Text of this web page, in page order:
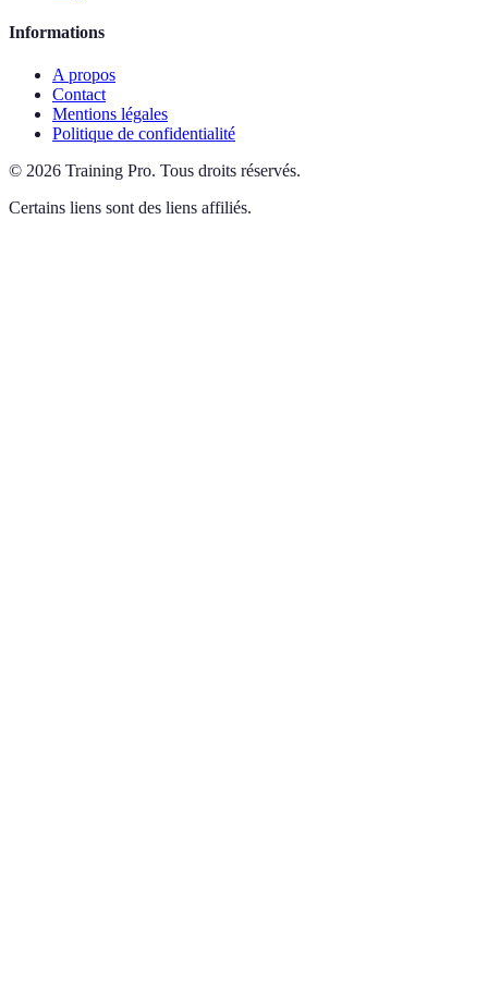
Informations
A propos
Contact
Mentions légales
Politique de confidentialité
© 2026 Training Pro. Tous droits réservés.
Certains liens sont des liens affiliés.